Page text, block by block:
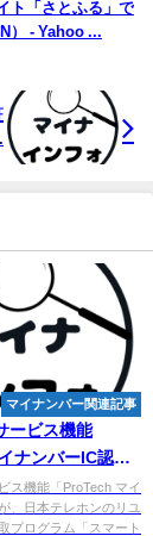
ト「さとふる」で
） - Yahoo ...
マイナンバー関連記事
ービス機能
ナンバーIC認
レホンの ... -
ス機能「ProTech マイ
、日本テレホンのリユ
プログラム「スマート